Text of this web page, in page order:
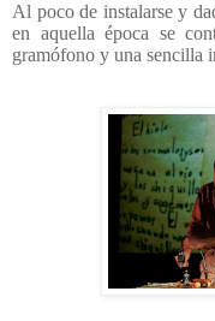
Al poco de instalarse y
en aquella época se
gramófono y una sencilla